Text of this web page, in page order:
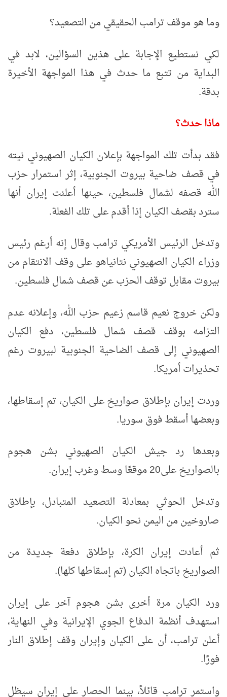
وما هو موقف ترامب الحقيقي من التصعيد؟
لكي نستطيع الإجابة على هذين السؤالين، لابد في
البداية من تتبع ما حدث في هذا المواجهة الأخيرة
بدقة.
ماذا حدث؟
فقد بدأت تلك المواجهة بإعلان الكيان الصهيوني نيته
في قصف ضاحية بيروت الجنوبية، إثر استمرار حزب
الله قصفه لشمال فلسطين، حينها أعلنت إيران أنها
سترد بقصف الكيان إذا أقدم على تلك الفعلة.
وتدخل الرئيس الأمريكي ترامب وقال إنه أرغم رئيس
وزراء الكيان الصهيوني نتانياهو على وقف الانتقام من
بيروت مقابل توقف الحزب عن قصف شمال فلسطين.
ولكن خروج نعيم قاسم زعيم حزب الله، وإعلانه عدم
التزامه بوقف قصف شمال فلسطين، دفع الكيان
الصهيوني إلى قصف الضاحية الجنوبية لبيروت رغم
تحذيرات أمريكا.
وردت إيران بإطلاق صواريخ على الكيان، تم إسقاطها،
وبعضها أسقط فوق سوريا.
وبعدها رد جيش الكيان الصهيوني بشن هجوم
بالصواريخ على20 موقعًا وسط وغرب إيران.
وتدخل الحوثي بمعادلة التصعيد المتبادل، بإطلاق
صاروخين من اليمن نحو الكيان.
ثم أعادت إيران الكرة، بإطلاق دفعة جديدة من
الصواريخ باتجاه الكيان (تم إسقاطها كلها).
ورد الكيان مرة أخرى بشن هجوم آخر على إيران
استهدف أنظمة الدفاع الجوي الإيرانية وفي النهاية،
أعلن ترامب، أن على الكيان وإيران وقف إطلاق النار
فورًا.
واستمر ترامب قائلاً، بينما الحصار على إيران سيظل